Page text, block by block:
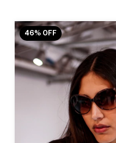
46% OFF